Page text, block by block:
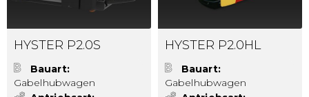
HYSTER P2.0S
Bauart
Gabelhubwagen
HYSTER P2.0HL
Bauart
Gabelhubwagen